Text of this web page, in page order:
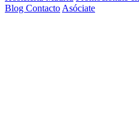
Blog Contacto Asóciate